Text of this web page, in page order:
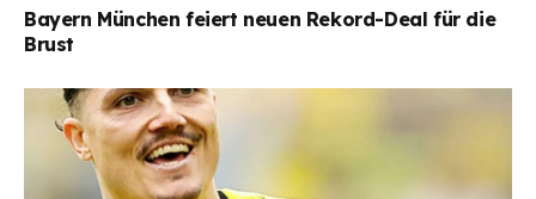
Bayern München feiert neuen Rekord-Deal für die
Brust